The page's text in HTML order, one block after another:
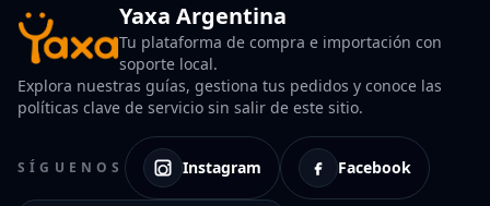
Yaxa Argentina
Tu plataforma de compra e importación con
soporte local.
Explora nuestras guías, gestiona tus pedidos y conoce las
políticas clave de servicio sin salir de este sitio.
SÍGUENOS Instagram Facebook